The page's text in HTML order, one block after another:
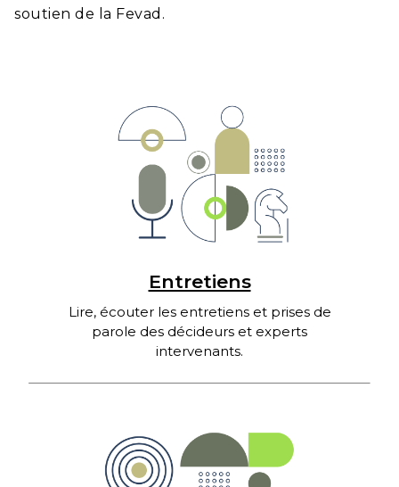
soutien de la Fevad.
Entretiens
Lire, écouter les entretiens et prises de
parole des décideurs et experts
intervenants.